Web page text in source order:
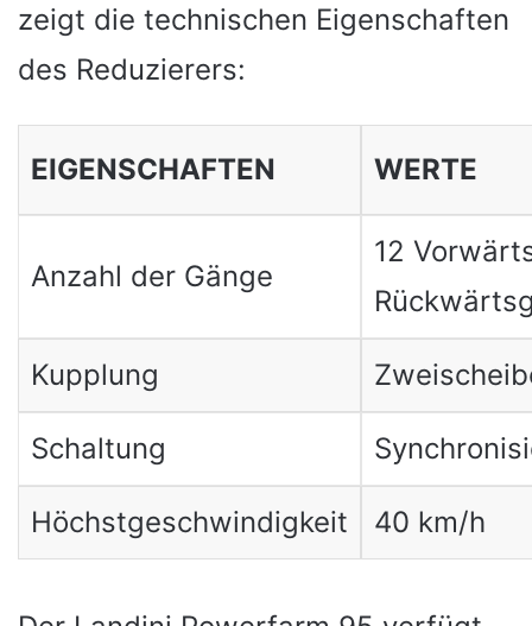
zeigt die technischen Eigenschaften
des Reduzierers:
EIGENSCHAFTEN WERTE
Anzahl der Gänge
12
Kupplung
Schaltung
Höchstgeschwindigkeit 40 km/h